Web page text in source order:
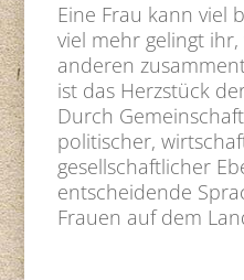
Eine Frau kann viel
viel mehr gelingt
anderen
ist das Herzstück
Durch
politischer,
gesellschaftlicher
entscheidende
Frauen auf dem